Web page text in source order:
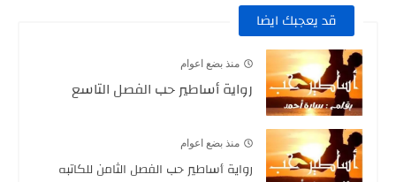
قد يعجبك ايضا
منذ بضع اعوام
رواية أساطير حب الفصل التاسع
منذ بضع اعوام
رواية أساطير حب الفصل الثامن للكاتبه